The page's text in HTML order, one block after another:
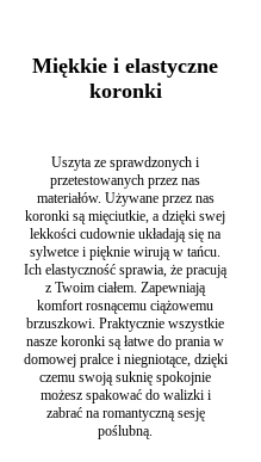
piorunujące wrażenie swoją
bardziej ślubnej odsłonie
jeansów lub spódnicy latem,
na plażę do kostiumu jak i
specjalne okazje! Pamiętaj,
zmieniać, więc jeśli chcesz
zmieniły się w długą
lubisz pokazywać brzucha to
koronkowy kombinezon
Ślubny komplet – top ze
dla Panien Młodych, które
ślubie! Pamiętaj jednak, że
miarę możemy zrobić z
zrobić spódnicę albo nawet
Kategoria:Suknie ślubne
Długie suknie ślubne
Miękkie i elastyczne
koronki
Uszyta ze sprawdzonych i
przetestowanych przez nas
materiałów. Używane przez nas
koronki są mięciutkie, a dzięki swej
lekkości cudownie układają się na
sylwetce i pięknie wirują w tańcu.
Ich elastyczność sprawia, że pracują
z Twoim ciałem. Zapewniają
komfort rosnącemu ciążowemu
brzuszkowi. Praktycznie wszystkie
nasze koronki są łatwe do prania w
domowej pralce i niegniotące, dzięki
czemu swoją suknię spokojnie
możesz spakować do walizki i
zabrać na romantyczną sesję
poślubną.